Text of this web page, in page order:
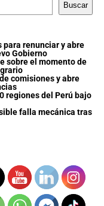
Buscar
para renunciar y abre
Gobierno
sobre el momento de
comisiones y abre
regiones del Perú bajo
falla mecánica tras